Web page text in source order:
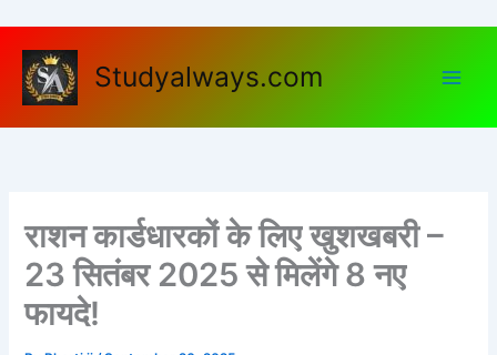
content
Studyalways.com
राशन कार्डधारकों के लिए खुशखबरी –
23 सितंबर 2025 से मिलेंगे 8 नए
फायदे!